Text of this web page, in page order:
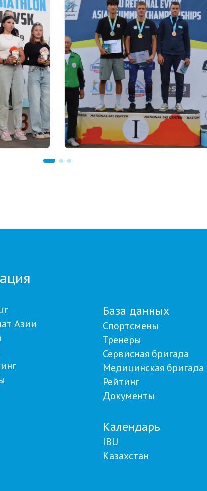
Азии
База данных
Спортсмены
Тренеры
Сервисная бригада
Медицинская бригада
Рейтинг
Документы
Календарь
IBU
Казахстан